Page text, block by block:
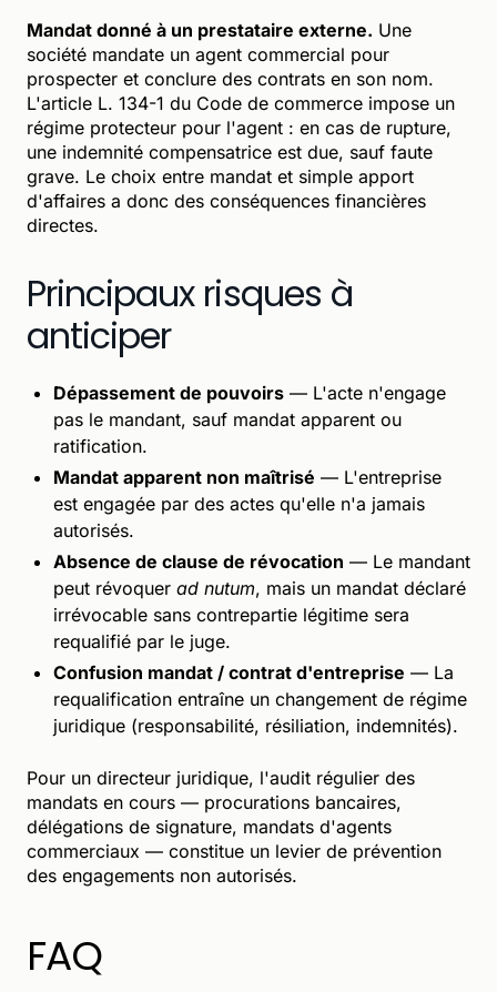
Mandat donné à un prestataire externe. Une
société mandate un agent commercial pour
prospecter et conclure des contrats en son nom.
L'article L. 134-1 du Code de commerce impose un
régime protecteur pour l'agent : en cas de rupture,
une indemnité compensatrice est due, sauf faute
grave. Le choix entre mandat et simple apport
d'affaires a donc des conséquences financières
directes.
Principaux risques à
anticiper
Dépassement de pouvoirs — L'acte n'engage
pas le mandant, sauf mandat apparent ou
ratification.
Mandat apparent non maîtrisé — L'entreprise
est engagée par des actes qu'elle n'a jamais
autorisés.
Absence de clause de révocation — Le mandant
peut révoquer ad nutum, mais un mandat déclaré
irrévocable sans contrepartie légitime sera
requalifié par le juge.
Confusion mandat / contrat d'entreprise — La
requalification entraîne un changement de régime
juridique (responsabilité, résiliation, indemnités).
Pour un directeur juridique, l'audit régulier des
mandats en cours — procurations bancaires,
délégations de signature, mandats d'agents
commerciaux — constitue un levier de prévention
des engagements non autorisés.
FAQ